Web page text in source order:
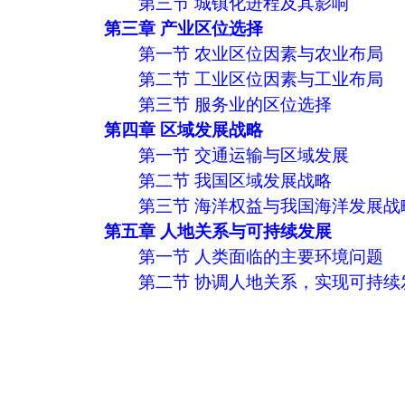
第三章 产业区位选择
第一节 农业区位因素与农业布局
第二节 工业区位因素与工业布局
第三节 服务业的区位选择
第四章 区域发展战略
第一节 交通运输与区域发展
第二节 我国区域发展战略
第三节 海洋权益与我国海洋发展战
第五章 人地关系与可持续发展
第一节 人类面临的主要环境问题
第二节 协调人地关系，实现可持续